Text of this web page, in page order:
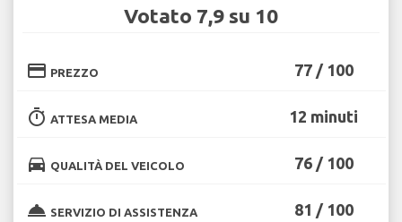
Votato 7,9 su 10
credit_card PREZZO 77 / 100
timer ATTESA MEDIA 12 minuti
directions_car QUALITÀ DEL VEICOLO 76 / 100
room_service SERVIZIO DI ASSISTENZA 81 / 100